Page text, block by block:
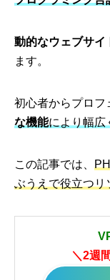
動的なウェブサイ
ます。
初心者からプロフ
な機能により幅広
この記事では、
ぶうえで役立つリ
＼2週